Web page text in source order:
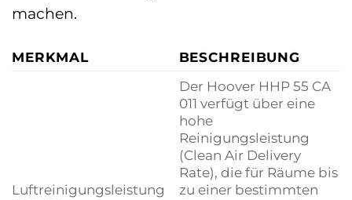
machen.
MERKMAL BESCHREIBUNG
Luftreinigungsleistung
Der Hoover HHP 55 CA
011 verfügt über eine
hohe
Reinigungsleistung
(Clean Air Delivery
Rate), die für Räume bis
zu einer bestimmten